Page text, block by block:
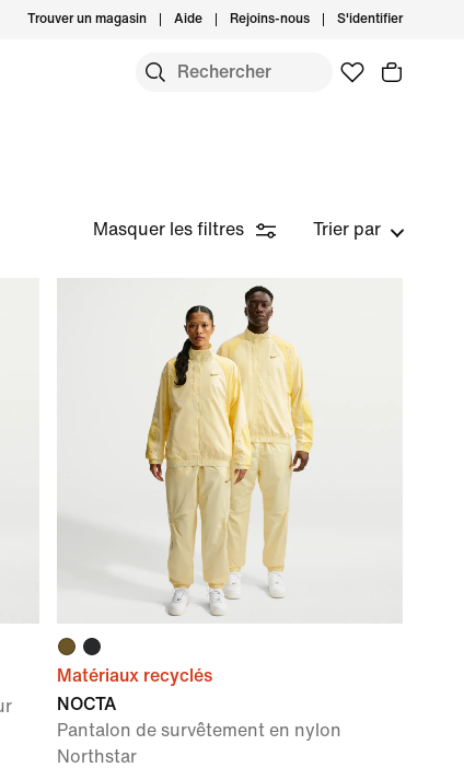
Trouver un magasin Aide Rejoins-nous S'identifier
Masquer les filtres Trier par
Matériaux recyclés
NOCTA
Pantalon de survêtement en nylon
Northstar